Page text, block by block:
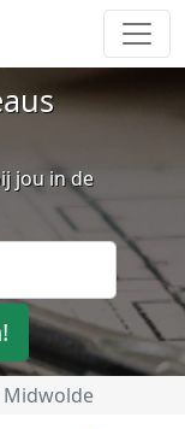
jou in de
Midwolde